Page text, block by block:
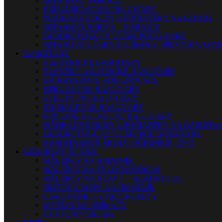
PRÍSLUŠENSTVO PRE GITARY
NÁHRADNÉ DIELY A SÚČIASTKY NA GITARY
GITAROVÝ SERVIS – NÁRADIE
BEZDRÔTOVÉ SYSTÉMY PRE GITARY
GITAROVÉ UČEBNICE, ŠKOLY, SPEVNÍKY, DVD
BASGITARY
ELEKTRICKÉ BASGITARY
ELEKTRO AKUSTICKÉ BASGITARY
BASGITAROVÉ ZOSILŇOVAČE
STRUNY PRE BASGITARY
EFEKTY PRE BASGITARY
SNÍMAČE PRE BASGITARY
PRÍSLUŠENSTVO PRE BASGITARY
NÁHRADNÉ DIELY A SÚČIASTKY NA
BEZDRÔTOVÉ SYSTÉMY PRE BASGITARY
BASGITAROVÉ ŠKOLY, UČEBNICE, DVD
GITAROVÝ TUNING
NÁLEPKY NA HMATNÍK
NÁLEPKY NA TELO NÁSTROJA
NÁLEPKY NA HLAVU – HEADSTOCK
NOTOVÁ MAPA NA HMATNÍK
LEMOVANIE GITARY, ROZETY
MOTÍVY NA SNÍMAČE
CUSTOM VÝROBA